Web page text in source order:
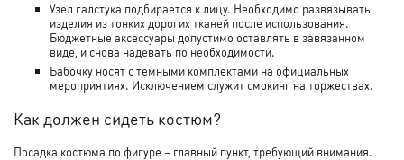
Узел галстука подбирается к лицу. Необходимо развязывать
изделия из тонких дорогих тканей после использования.
Бюджетные аксессуары допустимо оставлять в завязанном
виде, и снова надевать по необходимости.
Бабочку носят с темными комплектами на официальных
мероприятиях. Исключением служит смокинг на торжествах.
Как должен сидеть костюм?
Посадка костюма по фигуре – главный пункт, требующий внимания.